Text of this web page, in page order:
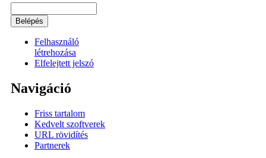
Felhasználó
létrehozása
Elfelejtett jelszó
Navigáció
Friss tartalom
Kedvelt szoftverek
URL rövidítés
Partnerek